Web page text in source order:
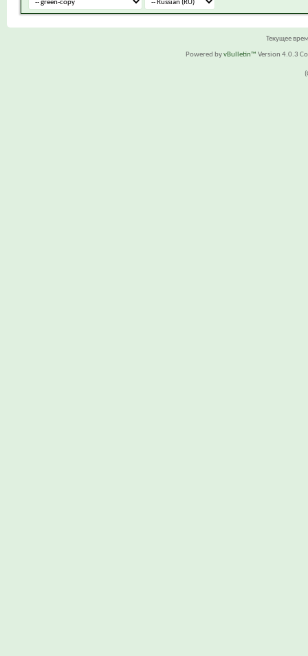
Текущее
Powered byvBulletin™ Version 4.0.3